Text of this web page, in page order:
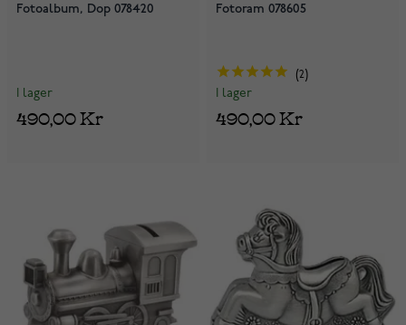
Fotoalbum, Dop 078420
I lager
490,00 Kr
Fotoram 078605
2
I lager
490,00 Kr